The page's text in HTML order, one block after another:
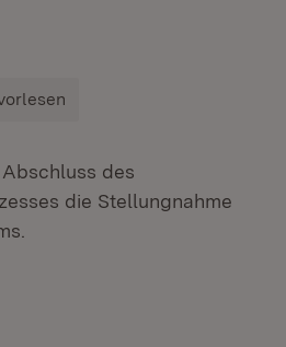
des
die Stellungnahme